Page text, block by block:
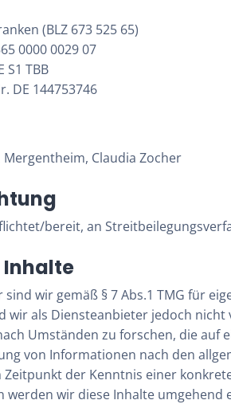
(BLZ 673 525 65)
0000 0029 07
S1 TBB
DE 144753746
Mergentheim, Claudia Zocher
bereit, an
wir gemäß § 7 Abs.1 TMG für
wir als Diensteanbieter jedoch
Umständen zu forschen, die
von Informationen nach den
der Kenntnis einer
werden wir diese Inhalte umgehend